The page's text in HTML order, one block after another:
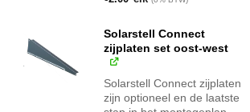
€2.00.
Solarstell Connect
zijplaten set oost-west
Solarstell Connect zijplaten
zijn optioneel en de laatste